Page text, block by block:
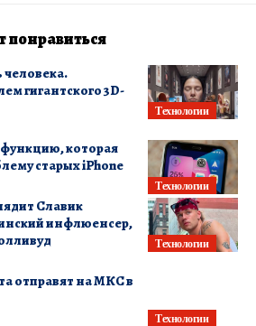
Технологии
гигантского 3D-
Технологии
которая
старых iPhone
Технологии
Славик
инфлюенсер,
Технологии
отправят на МКС в